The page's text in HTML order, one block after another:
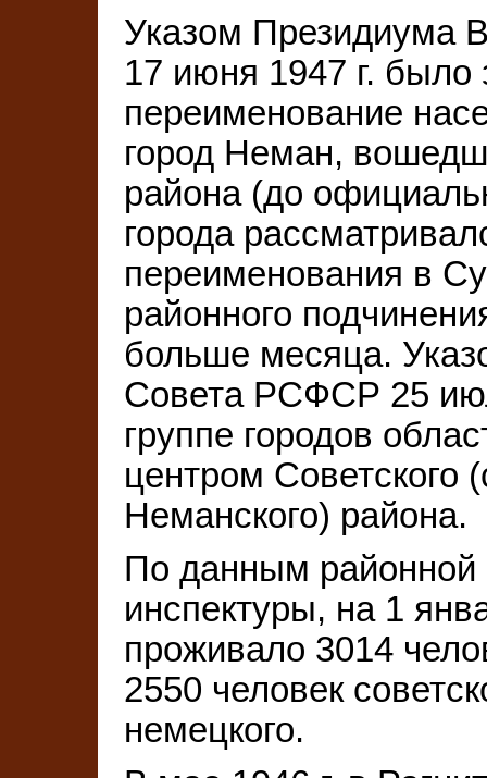
Указом Президиума
17 июня 1947 г. было
переименование
город Неман,
района (до
города
переименования в
районного
больше месяца.
Совета РСФСР 25
группе городов
центром Советского
Неманского) района.
По данным районной
инспектуры, на 1
проживало 3014
2550 человек
немецкого.